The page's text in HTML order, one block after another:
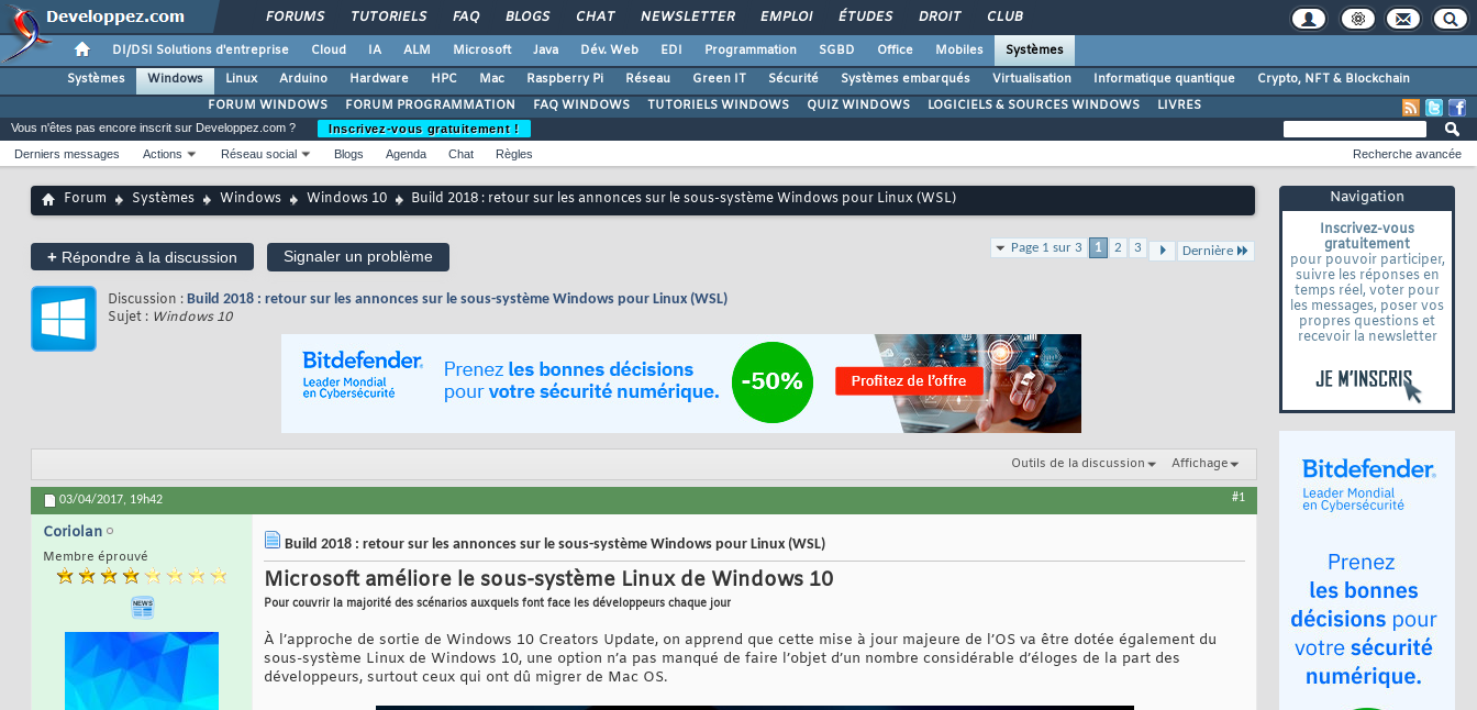
FORUMS TUTORIELS FAQ BLOGS CHAT NEWSLETTER EMPLOI ÉTUDES DROIT CLUB
DI/DSI Solutions d'entreprise Cloud IA ALM Microsoft Java Dév. Web EDI Programmation SGBD Office Mobiles
Systèmes
Systèmes
Windows Linux Arduino Hardware HPC Mac Raspberry Pi Réseau Green IT Sécurité Systèmes embarqués Virtualisation Informatique quantique
Crypto, NFT & Blockchain
FORUM WINDOWS
FORUM PROGRAMMATION FAQ WINDOWS TUTORIELS WINDOWS QUIZ WINDOWS LOGICIELS & SOURCES WINDOWS LIVRES
Navigation
Inscrivez-vous
gratuitement
pour pouvoir participer,
suivre les réponses en
temps réel, voter pour
les messages, poser vos
propres questions et
recevoir la newsletter
Vous n'êtes pas encore inscrit sur Developpez.com ?
Inscrivez-vous gratuitement !
Derniers messages
Actions Réseau social Blogs Agenda Chat Règles Recherche avancée
Forum Systèmes Windows Windows 10 Build 2018 : retour sur les annonces sur le sous-système Windows pour Linux (WSL)
+ Répondre à la discussion Signaler un problème Page 1 sur 3 1 2 3 Dernière
Discussion : Build 2018 : retour sur les annonces sur le sous-système Windows pour Linux (WSL)
Sujet : Windows 10
Outils de la discussion Affichage
03/04/2017, 19h42 #1
Coriolan
Membre éprouvé
Build 2018 : retour sur les annonces sur le sous-système Windows pour Linux (WSL)
Microsoft améliore le sous-système Linux de Windows 10
Pour couvrir la majorité des scénarios auxquels font face les développeurs chaque jour
À l’approche de sortie de Windows 10 Creators Update, on apprend que cette mise à jour majeure de l’OS va être dotée également du
sous-système Linux de Windows 10, une option n’a pas manqué de faire l’objet d’un nombre considérable d’éloges de la part des
développeurs, surtout ceux qui ont dû migrer de Mac OS.